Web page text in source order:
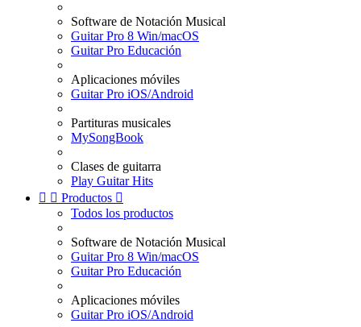
Software de Notación Musical
Guitar Pro 8 Win/macOS
Guitar Pro Educación
Aplicaciones móviles
Guitar Pro iOS/Android
Partituras musicales
MySongBook
Clases de guitarra
Play Guitar Hits
  Productos 
Todos los productos
Software de Notación Musical
Guitar Pro 8 Win/macOS
Guitar Pro Educación
Aplicaciones móviles
Guitar Pro iOS/Android